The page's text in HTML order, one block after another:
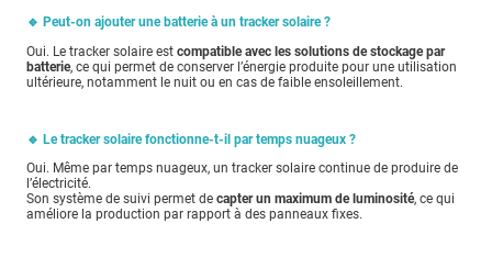
🔹 Peut-on ajouter une batterie à un tracker solaire ?
Oui. Le tracker solaire est compatible avec les solutions de stockage par
batterie, ce qui permet de conserver l’énergie produite pour une utilisation
ultérieure, notamment le nuit ou en cas de faible ensoleillement.
🔹 Le tracker solaire fonctionne-t-il par temps nuageux ?
Oui. Même par temps nuageux, un tracker solaire continue de produire de
l’électricité.
Son système de suivi permet de capter un maximum de luminosité, ce qui
améliore la production par rapport à des panneaux fixes.